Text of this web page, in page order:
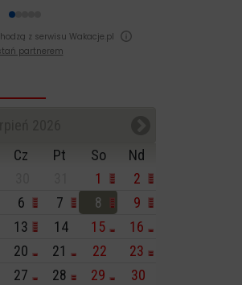
z serwisu Wakacje.pl
partnerem
Cz Pt So
Nd
1
2
6 7 8
9
13 14 15
16
20 21 22
23
27 28 29
30